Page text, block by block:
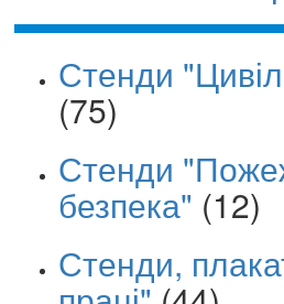
Стенди
(75)
Стенди
безпека" (12)
Стенди,